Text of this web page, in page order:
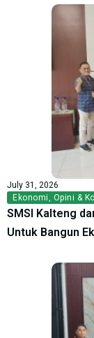
July 31, 2026
Ekonomi, Opini &
SMSI Kalteng
Untuk Bangun